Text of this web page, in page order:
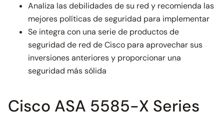
Analiza las debilidades de su red y recomienda las
mejores políticas de seguridad para implementar
Se integra con una serie de productos de
seguridad de red de Cisco para aprovechar sus
inversiones anteriores y proporcionar una
seguridad más sólida
Cisco ASA 5585-X Series